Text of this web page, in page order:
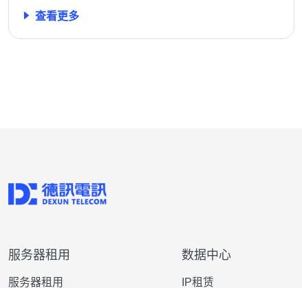
查看更多
服务器租用
服务器租用
数据中心
IP租赁